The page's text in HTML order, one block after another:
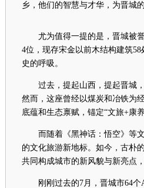
乡，他们的智慧与才华，为晋城
尤为值得一提的是，晋城被
4位，现存宋金以前木结构建筑
史的呼吸。
过去，提起山西，提起晋城
然而，这座曾经以煤炭和冶铁为
底蕴和生态禀赋，锚定“文旅+康
而随着《黑神话：悟空》等
的文化旅游新地标。如今，古朴
共同构成城市的新风貌与新亮点
刚刚过去的7月，晋城市64